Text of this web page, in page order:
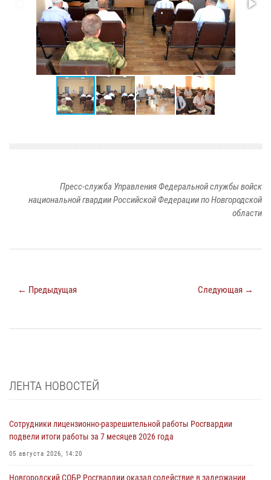
Пресс-служба Управления Федеральной службы войск
национальной гвардии Российской Федерации по Новгородской
области
← Предыдущая Следующая →
ЛЕНТА НОВОСТЕЙ
Сотрудники лицензионно-разрешительной работы Росгвардии
подвели итоги работы за 7 месяцев 2026 года
05 августа 2026, 14:20
Новгородский СОБР Росгвардии оказал содействие в задержании